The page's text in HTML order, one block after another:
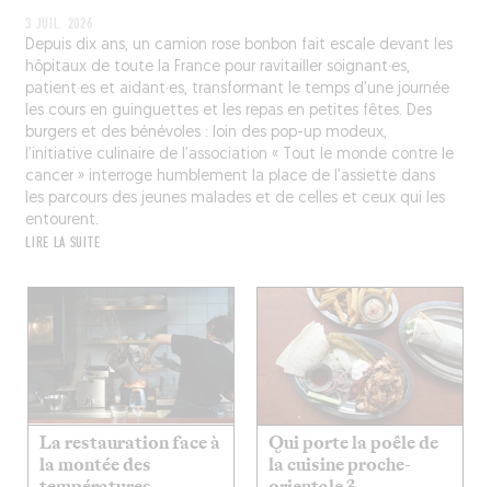
3 JUIL. 2026
Depuis dix ans, un camion rose bonbon fait escale devant les
hôpitaux de toute la France pour ravitailler soignant·es,
patient·es et aidant·es, transformant le temps d’une journée
les cours en guinguettes et les repas en petites fêtes. Des
burgers et des bénévoles : loin des pop-up modeux,
l’initiative culinaire de l’association « Tout le monde contre le
cancer » interroge humblement la place de l’assiette dans
les parcours des jeunes malades et de celles et ceux qui les
entourent.
LIRE LA SUITE
La restauration face à
la montée des
Qui porte la poêle de
la cuisine proche-